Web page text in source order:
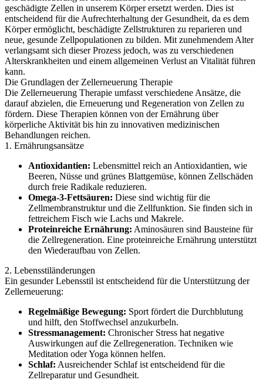
geschädigte Zellen in unserem Körper ersetzt werden. Dies ist
entscheidend für die Aufrechterhaltung der Gesundheit, da es dem
Körper ermöglicht, beschädigte Zellstrukturen zu reparieren und
neue, gesunde Zellpopulationen zu bilden. Mit zunehmendem Alter
verlangsamt sich dieser Prozess jedoch, was zu verschiedenen
Alterskrankheiten und einem allgemeinen Verlust an Vitalität führen
kann.
Die Grundlagen der Zellerneuerung Therapie
Die Zellerneuerung Therapie umfasst verschiedene Ansätze, die
darauf abzielen, die Erneuerung und Regeneration von Zellen zu
fördern. Diese Therapien können von der Ernährung über
körperliche Aktivität bis hin zu innovativen medizinischen
Behandlungen reichen.
1. Ernährungsansätze
Antioxidantien: Lebensmittel reich an Antioxidantien, wie
Beeren, Nüsse und grünes Blattgemüse, können Zellschäden
durch freie Radikale reduzieren.
Omega-3-Fettsäuren: Diese sind wichtig für die
Zellmembranstruktur und die Zellfunktion. Sie finden sich in
fettreichem Fisch wie Lachs und Makrele.
Proteinreiche Ernährung: Aminosäuren sind Bausteine für
die Zellregeneration. Eine proteinreiche Ernährung unterstützt
den Wiederaufbau von Zellen.
2. Lebensstiländerungen
Ein gesunder Lebensstil ist entscheidend für die Unterstützung der
Zellerneuerung:
Regelmäßige Bewegung: Sport fördert die Durchblutung
und hilft, den Stoffwechsel anzukurbeln.
Stressmanagement: Chronischer Stress hat negative
Auswirkungen auf die Zellregeneration. Techniken wie
Meditation oder Yoga können helfen.
Schlaf: Ausreichender Schlaf ist entscheidend für die
Zellreparatur und Gesundheit.